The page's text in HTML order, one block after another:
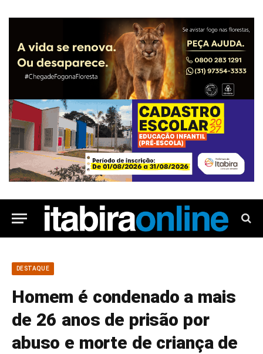
DESTAQUE
Homem é condenado a mais
de 26 anos de prisão por
abuso e morte de criança de